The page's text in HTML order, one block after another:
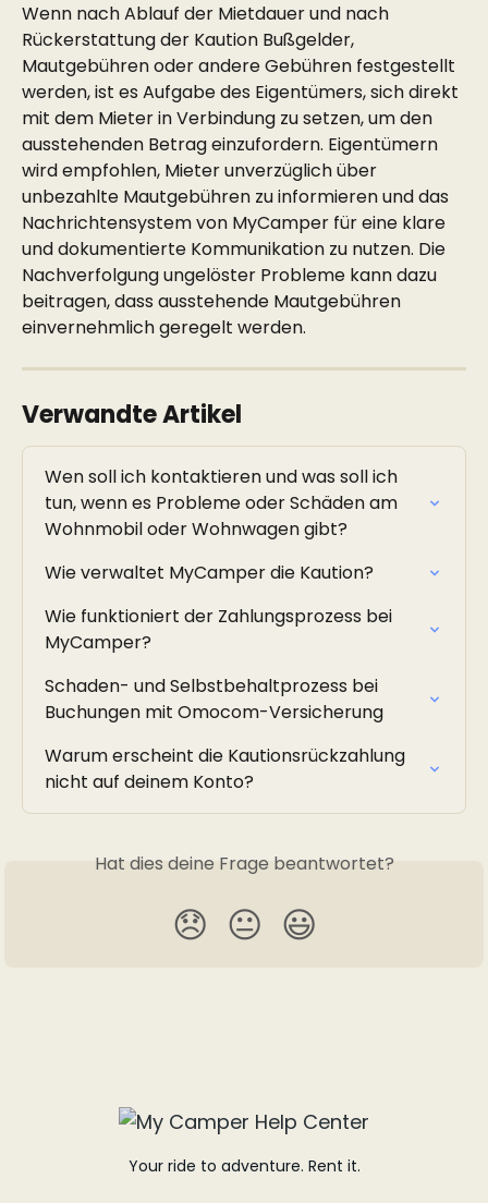
Wenn nach Ablauf der Mietdauer und nach
Rückerstattung der Kaution Bußgelder,
Mautgebühren oder andere Gebühren festgestellt
werden, ist es Aufgabe des Eigentümers, sich direkt
mit dem Mieter in Verbindung zu setzen, um den
ausstehenden Betrag einzufordern. Eigentümern
wird empfohlen, Mieter unverzüglich über
unbezahlte Mautgebühren zu informieren und das
Nachrichtensystem von MyCamper für eine klare
und dokumentierte Kommunikation zu nutzen. Die
Nachverfolgung ungelöster Probleme kann dazu
beitragen, dass ausstehende Mautgebühren
einvernehmlich geregelt werden.
Verwandte Artikel
Wen soll ich kontaktieren und was soll ich
tun, wenn es Probleme oder Schäden am
Wohnmobil oder Wohnwagen gibt?
Wie verwaltet MyCamper die Kaution?
Wie funktioniert der Zahlungsprozess bei
MyCamper?
Schaden- und Selbstbehaltprozess bei
Buchungen mit Omocom-Versicherung
Warum erscheint die Kautionsrückzahlung
nicht auf deinem Konto?
Hat dies deine Frage beantwortet?
😞 😐 😃
Your ride to adventure. Rent it.